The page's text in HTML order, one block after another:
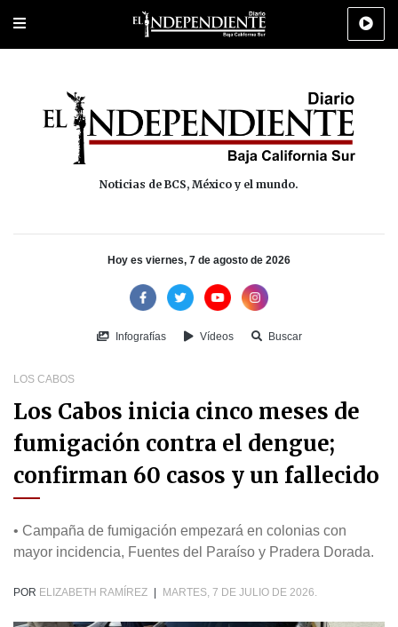
Portada Los Cabos Policiaca Deportes Cultura
Noticias de BCS, México y el mundo.
Hoy es viernes, 7 de agosto de 2026
Infografías Vídeos Buscar
LOS CABOS
Los Cabos inicia cinco meses de
fumigación contra el dengue;
confirman 60 casos y un fallecido
• Campaña de fumigación empezará en colonias con
mayor incidencia, Fuentes del Paraíso y Pradera Dorada.
POR ELIZABETH RAMÍREZ MARTES, 7 DE JULIO DE 2026.